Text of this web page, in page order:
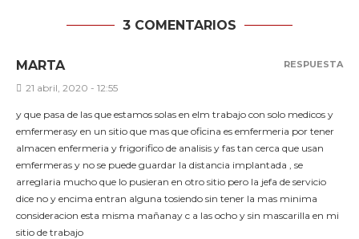
3 COMENTARIOS
MARTA
21 abril, 2020 - 12:55
y que pasa de las que estamos solas en elm trabajo con solo medicos y
emfermerasy en un sitio que mas que oficina es emfermeria por tener
almacen enfermeria y frigorifico de analisis y fas tan cerca que usan
emfermeras y no se puede guardar la distancia implantada , se
arreglaria mucho que lo pusieran en otro sitio pero la jefa de servicio
dice no y encima entran alguna tosiendo sin tener la mas minima
consideracion esta misma mañanay c a las ocho y sin mascarilla en mi
sitio de trabajo
RESPUESTA